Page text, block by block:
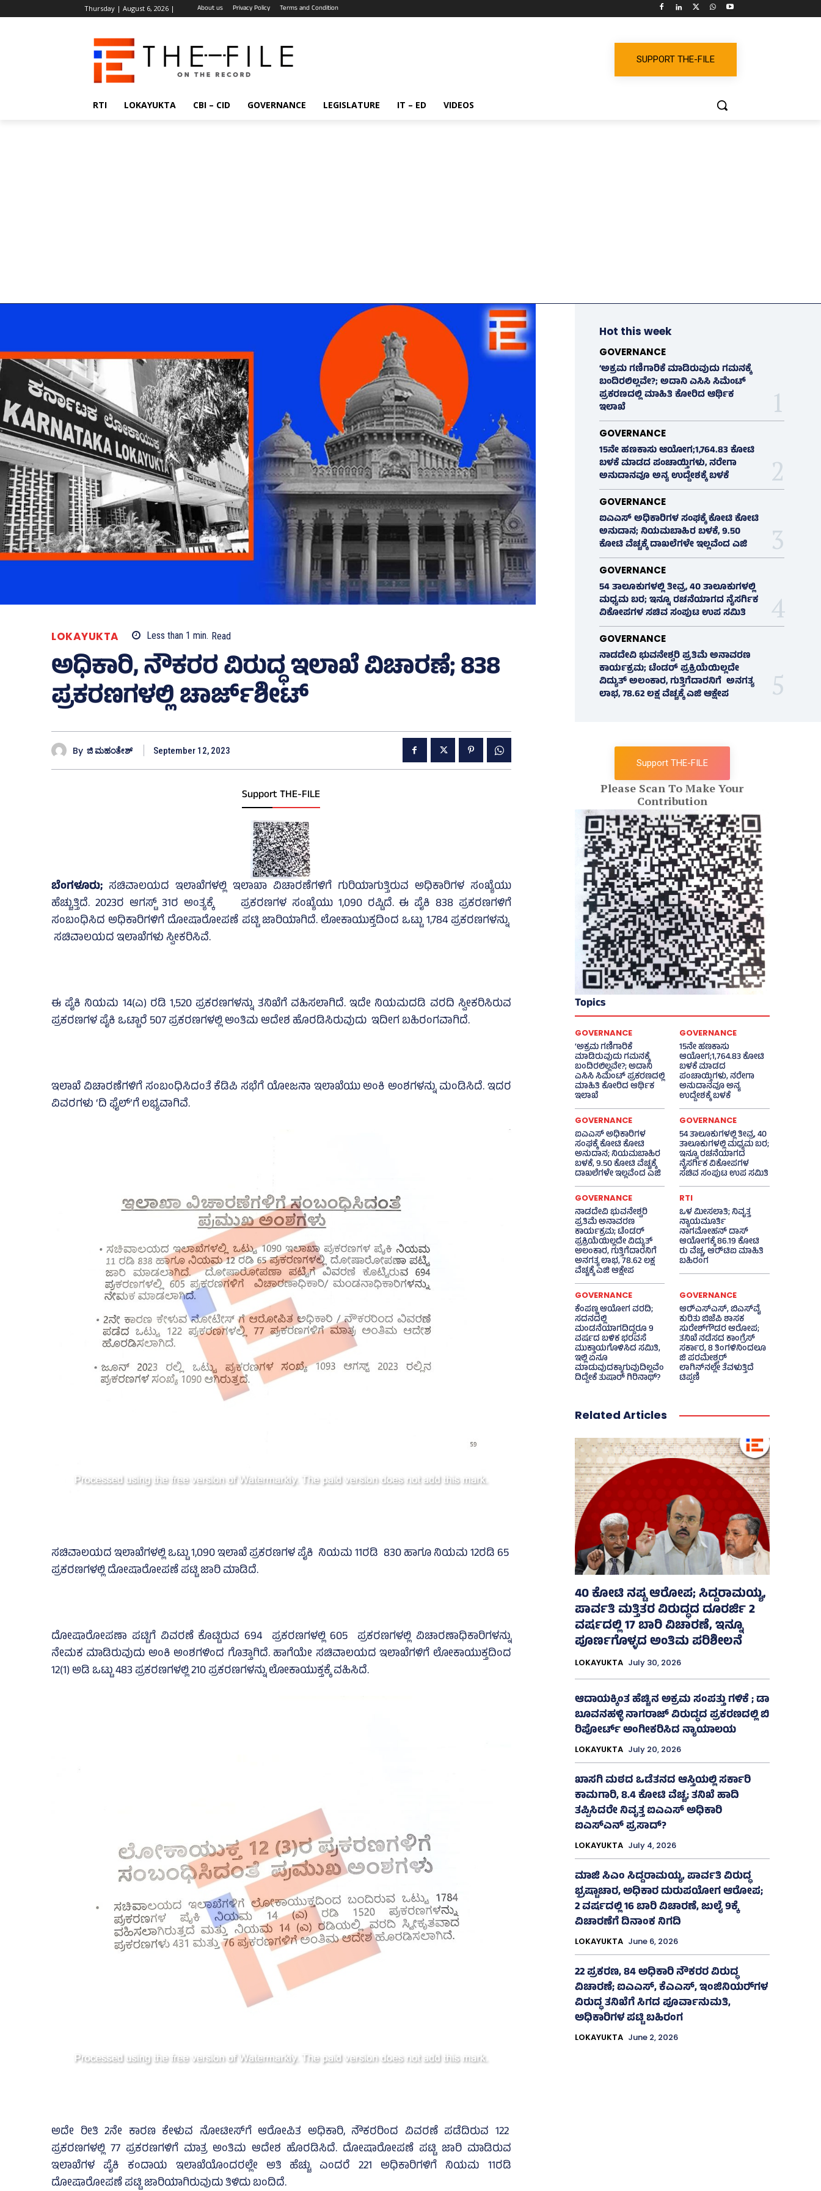
Thursday | August 6, 2026 | About us Privacy Policy Terms and Condition
SUPPORT THE-FILE
RTI LOKAYUKTA CBI – CID GOVERNANCE LEGISLATURE IT – ED VIDEOS
LOKAYUKTA Less than 1 min. Read
ಅಧಿಕಾರಿ, ನೌಕರರ ವಿರುದ್ಧ ಇಲಾಖೆ ವಿಚಾರಣೆ; 838
ಪ್ರಕರಣಗಳಲ್ಲಿ ಚಾರ್ಜ್‌ಶೀಟ್‌
By ಜಿ ಮಹಂತೇಶ್ September 12, 2023
Support THE-FILE
ಬೆಂಗಳೂರು; ಸಚಿವಾಲಯದ ಇಲಾಖೆಗಳಲ್ಲಿ ಇಲಾಖಾ ವಿಚಾರಣೆಗಳಿಗೆ ಗುರಿಯಾಗುತ್ತಿರುವ ಅಧಿಕಾರಿಗಳ ಸಂಖ್ಯೆಯು
ಹೆಚ್ಚುತ್ತಿದೆ. 2023ರ ಆಗಸ್ಟ್‌ 31ರ ಅಂತ್ಯಕ್ಕೆ ಪ್ರಕರಣಗಳ ಸಂಖ್ಯೆಯು 1,090 ರಷ್ಟಿದೆ. ಈ ಪೈಕಿ 838 ಪ್ರಕರಣಗಳಿಗೆ
ಸಂಬಂಧಿಸಿದ ಅಧಿಕಾರಿಗಳಿಗೆ ದೋಷಾರೋಪಣೆ ಪಟ್ಟಿ ಜಾರಿಯಾಗಿದೆ. ಲೋಕಾಯುಕ್ತದಿಂದ ಒಟ್ಟು 1,784 ಪ್ರಕರಣಗಳನ್ನು
ಸಚಿವಾಲಯದ ಇಲಾಖೆಗಳು ಸ್ವೀಕರಿಸಿವೆ.
ಈ ಪೈಕಿ ನಿಯಮ 14(ಎ) ರಡಿ 1,520 ಪ್ರಕರಣಗಳನ್ನು ತನಿಖೆಗೆ ವಹಿಸಲಾಗಿದೆ. ಇದೇ ನಿಯಮದಡಿ ವರದಿ ಸ್ವೀಕರಿಸಿರುವ
ಪ್ರಕರಣಗಳ ಪೈಕಿ ಒಟ್ಟಾರೆ 507 ಪ್ರಕರಣಗಳಲ್ಲಿ ಅಂತಿಮ ಆದೇಶ ಹೊರಡಿಸಿರುವುದು ಇದೀಗ ಬಹಿರಂಗವಾಗಿದೆ.
ಇಲಾಖೆ ವಿಚಾರಣೆಗಳಿಗೆ ಸಂಬಂಧಿಸಿದಂತೆ ಕೆಡಿಪಿ ಸಭೆಗೆ ಯೋಜನಾ ಇಲಾಖೆಯು ಅಂಕಿ ಅಂಶಗಳನ್ನು ಮಂಡಿಸಿದೆ. ಇದರ
ವಿವರಗಳು ‘ದಿ ಫೈಲ್‌’ಗೆ ಲಭ್ಯವಾಗಿವೆ.
ಸಚಿವಾಲಯದ ಇಲಾಖೆಗಳಲ್ಲಿ ಒಟ್ಟು 1,090 ಇಲಾಖೆ ಪ್ರಕರಣಗಳ ಪೈಕಿ ನಿಯಮ 11ರಡಿ 830 ಹಾಗೂ ನಿಯಮ 12ರಡಿ 65
ಪ್ರಕರಣಗಳಲ್ಲಿ ದೋಷಾರೋಪಣೆ ಪಟ್ಟಿ ಜಾರಿ ಮಾಡಿದೆ.
ದೋಷಾರೋಪಣಾ ಪಟ್ಟಿಗೆ ವಿವರಣೆ ಕೊಟ್ಟಿರುವ 694 ಪ್ರಕರಣಗಳಲ್ಲಿ 605 ಪ್ರಕರಣಗಳಲ್ಲಿ ವಿಚಾರಣಾಧಿಕಾರಿಗಳನ್ನು
ನೇಮಕ ಮಾಡಿರುವುದು ಅಂಕಿ ಅಂಶಗಳಿಂದ ಗೊತ್ತಾಗಿದೆ. ಹಾಗೆಯೇ ಸಚಿವಾಲಯದ ಇಲಾಖೆಗಳಿಗೆ ಲೋಕಾಯುಕ್ತದಿಂದ
12(1) ಅಡಿ ಒಟ್ಟು 483 ಪ್ರಕರಣಗಳಲ್ಲಿ 210 ಪ್ರಕರಣಗಳನ್ನು ಲೋಕಾಯುಕ್ತಕ್ಕೆ ವಹಿಸಿದೆ.
ಅದೇ ರೀತಿ 2ನೇ ಕಾರಣ ಕೇಳುವ ನೋಟೀಸ್‌ಗೆ ಆರೋಪಿತ ಅಧಿಕಾರಿ, ನೌಕರರಿಂದ ವಿವರಣೆ ಪಡೆದಿರುವ 122
ಪ್ರಕರಣಗಳಲ್ಲಿ 77 ಪ್ರಕರಣಗಳಿಗೆ ಮಾತ್ರ ಅಂತಿಮ ಆದೇಶ ಹೊರಡಿಸಿದೆ. ದೋಷಾರೋಪಣೆ ಪಟ್ಟಿ ಜಾರಿ ಮಾಡಿರುವ
ಇಲಾಖೆಗಳ ಪೈಕಿ ಕಂದಾಯ ಇಲಾಖೆಯೊಂದರಲ್ಲೇ ಅತಿ ಹೆಚ್ಚು ಎಂದರೆ 221 ಅಧಿಕಾರಿಗಳಿಗೆ ನಿಯಮ 11ರಡಿ
ದೋಷಾರೋಪಣೆ ಪಟ್ಟಿ ಜಾರಿಯಾಗಿರುವುದು ತಿಳಿದು ಬಂದಿದೆ.
Hot this week
GOVERNANCE
‘ಅಕ್ರಮ ಗಣಿಗಾರಿಕೆ ಮಾಡಿರುವುದು ಗಮನಕ್ಕೆ
ಬಂದಿರಲಿಲ್ಲವೇ?; ಅದಾನಿ ಎಸಿಸಿ ಸಿಮೆಂಟ್
ಪ್ರಕರಣದಲ್ಲಿ ಮಾಹಿತಿ ಕೋರಿದ ಆರ್ಥಿಕ
ಇಲಾಖೆ
GOVERNANCE
15ನೇ ಹಣಕಾಸು ಆಯೋಗ;1,764.83 ಕೋಟಿ
ಬಳಕೆ ಮಾಡದ ಪಂಚಾಯ್ತಿಗಳು, ನರೇಗಾ
ಅನುದಾನವೂ ಅನ್ಯ ಉದ್ದೇಶಕ್ಕೆ ಬಳಕೆ
GOVERNANCE
ಐಎಎಸ್‌ ಅಧಿಕಾರಿಗಳ ಸಂಘಕ್ಕೆ ಕೋಟಿ ಕೋಟಿ
ಅನುದಾನ; ನಿಯಮಬಾಹಿರ ಬಳಕೆ, 9.50
ಕೋಟಿ ವೆಚ್ಚಕ್ಕೆ ದಾಖಲೆಗಳೇ ಇಲ್ಲವೆಂದ ಎಜಿ
GOVERNANCE
54 ತಾಲೂಕುಗಳಲ್ಲಿ ತೀವ್ರ, 40 ತಾಲೂಕುಗಳಲ್ಲಿ
ಮಧ್ಯಮ ಬರ; ಇನ್ನೂ ರಚನೆಯಾಗದ ನೈಸರ್ಗಿಕ
ವಿಕೋಪಗಳ ಸಚಿವ ಸಂಪುಟ ಉಪ ಸಮಿತಿ
GOVERNANCE
ನಾಡದೇವಿ ಭುವನೇಶ್ವರಿ ಪ್ರತಿಮೆ ಅನಾವರಣ
ಕಾರ್ಯಕ್ರಮ; ಟೆಂಡರ್ ಪ್ರಕ್ರಿಯೆಯಿಲ್ಲದೇ
ವಿದ್ಯುತ್‌ ಅಲಂಕಾರ, ಗುತ್ತಿಗೆದಾರನಿಗೆ ಅನಗತ್ಯ
ಲಾಭ, 78.62 ಲಕ್ಷ ವೆಚ್ಚಕ್ಕೆ ಎಜಿ ಆಕ್ಷೇಪ
Support THE-FILE
Please Scan To Make Your
Contribution
Topics
GOVERNANCE
‘ಅಕ್ರಮ ಗಣಿಗಾರಿಕೆ
ಮಾಡಿರುವುದು ಗಮನಕ್ಕೆ
ಬಂದಿರಲಿಲ್ಲವೇ?; ಅದಾನಿ
ಎಸಿಸಿ ಸಿಮೆಂಟ್ ಪ್ರಕರಣದಲ್ಲಿ
ಮಾಹಿತಿ ಕೋರಿದ ಆರ್ಥಿಕ
ಇಲಾಖೆ
GOVERNANCE
15ನೇ ಹಣಕಾಸು
ಆಯೋಗ;1,764.83 ಕೋಟಿ
ಬಳಕೆ ಮಾಡದ
ಪಂಚಾಯ್ತಿಗಳು, ನರೇಗಾ
ಅನುದಾನವೂ ಅನ್ಯ
ಉದ್ದೇಶಕ್ಕೆ ಬಳಕೆ
GOVERNANCE
ಐಎಎಸ್‌ ಅಧಿಕಾರಿಗಳ
ಸಂಘಕ್ಕೆ ಕೋಟಿ ಕೋಟಿ
ಅನುದಾನ; ನಿಯಮಬಾಹಿರ
ಬಳಕೆ, 9.50 ಕೋಟಿ ವೆಚ್ಚಕ್ಕೆ
ದಾಖಲೆಗಳೇ ಇಲ್ಲವೆಂದ ಎಜಿ
GOVERNANCE
54 ತಾಲೂಕುಗಳಲ್ಲಿ ತೀವ್ರ, 40
ತಾಲೂಕುಗಳಲ್ಲಿ ಮಧ್ಯಮ ಬರ;
ಇನ್ನೂ ರಚನೆಯಾಗದ
ನೈಸರ್ಗಿಕ ವಿಕೋಪಗಳ
ಸಚಿವ ಸಂಪುಟ ಉಪ ಸಮಿತಿ
GOVERNANCE
ನಾಡದೇವಿ ಭುವನೇಶ್ವರಿ
ಪ್ರತಿಮೆ ಅನಾವರಣ
ಕಾರ್ಯಕ್ರಮ; ಟೆಂಡರ್
ಪ್ರಕ್ರಿಯೆಯಿಲ್ಲದೇ ವಿದ್ಯುತ್‌
ಅಲಂಕಾರ, ಗುತ್ತಿಗೆದಾರನಿಗೆ
ಅನಗತ್ಯ ಲಾಭ, 78.62 ಲಕ್ಷ
ವೆಚ್ಚಕ್ಕೆ ಎಜಿ ಆಕ್ಷೇಪ
RTI
ಒಳ ಮೀಸಲಾತಿ; ನಿವೃತ್ತ
ನ್ಯಾಯಮೂರ್ತಿ
ನಾಗಮೋಹನ್ ದಾಸ್
ಆಯೋಗಕ್ಕೆ 86.19 ಕೋಟಿ
ರು ವೆಚ್ಚ, ಆರ್‍‌ಟಿಐ ಮಾಹಿತಿ
ಬಹಿರಂಗ
GOVERNANCE
ಕೆಂಪಣ್ಣ ಆಯೋಗ ವರದಿ;
ಸದನದಲ್ಲಿ
ಮಂಡನೆಯಾಗದಿದ್ದರೂ 9
ವರ್ಷದ ಬಳಿಕ ಭರವಸೆ
ಮುಕ್ತಾಯಗೊಳಿಸಿದ ಸಮಿತಿ,
ಇಲ್ಲಿ ಏನೂ
ಮಾಡುವುದಕ್ಕಾಗುವುದಿಲ್ಲವೆಂ
ದಿದ್ದೇಕೆ ತುಷಾರ್ ಗಿರಿನಾಥ್?
GOVERNANCE
ಆರ್‍‌ಎಸ್‌ಎಸ್‌, ಬಿಎಸ್‌ವೈ
ಕುರಿತು ಬಿಜೆಪಿ ಶಾಸಕ
ಸುರೇಶ್‌ಗೌಡರ ಆರೋಪ;
ತನಿಖೆ ನಡೆಸದ ಕಾಂಗ್ರೆಸ್‌
ಸರ್ಕಾರ, 8 ತಿಂಗಳಿನಿಂದಲೂ
ಜಿ ಪರಮೇಶ್ವರ್
ಲಾಗಿನ್‌ನಲ್ಲೇ ತೆವಳುತ್ತಿದೆ
ಟಿಪ್ಪಣಿ
Related Articles
40 ಕೋಟಿ ನಷ್ಟ ಆರೋಪ; ಸಿದ್ದರಾಮಯ್ಯ,
ಪಾರ್ವತಿ ಮತ್ತಿತರ ವಿರುದ್ಧದ ದೂರರ್ಜಿ 2
ವರ್ಷದಲ್ಲಿ 17 ಬಾರಿ ವಿಚಾರಣೆ, ಇನ್ನೂ
ಪೂರ್ಣಗೊಳ್ಳದ ಅಂತಿಮ ಪರಿಶೀಲನೆ
LOKAYUKTA July 30, 2026
ಆದಾಯಕ್ಕಿಂತ ಹೆಚ್ಚಿನ ಅಕ್ರಮ ಸಂಪತ್ತು ಗಳಿಕೆ ; ಡಾ
ಬೂವನಹಳ್ಳಿ ನಾಗರಾಜ್ ವಿರುದ್ಧದ ಪ್ರಕರಣದಲ್ಲಿ ಬಿ
ರಿಪೋರ್ಟ್‌ ಅಂಗೀಕರಿಸಿದ ನ್ಯಾಯಾಲಯ
LOKAYUKTA July 20, 2026
ಖಾಸಗಿ ಮಠದ ಒಡೆತನದ ಆಸ್ತಿಯಲ್ಲಿ ಸರ್ಕಾರಿ
ಕಾಮಗಾರಿ, 8.4 ಕೋಟಿ ವೆಚ್ಚ; ತನಿಖೆ ಹಾದಿ
ತಪ್ಪಿಸಿದರೇ ನಿವೃತ್ತ ಐಎಎಸ್ ಅಧಿಕಾರಿ
ಐಎಸ್‌ಎನ್ ಪ್ರಸಾದ್‌?
LOKAYUKTA July 4, 2026
ಮಾಜಿ ಸಿಎಂ ಸಿದ್ದರಾಮಯ್ಯ, ಪಾರ್ವತಿ ವಿರುದ್ಧ
ಭ್ರಷ್ಟಾಚಾರ, ಅಧಿಕಾರ ದುರುಪಯೋಗ ಆರೋಪ;
2 ವರ್ಷದಲ್ಲಿ 16 ಬಾರಿ ವಿಚಾರಣೆ, ಜುಲೈ 9ಕ್ಕೆ
ವಿಚಾರಣೆಗೆ ದಿನಾಂಕ ನಿಗದಿ
LOKAYUKTA June 6, 2026
22 ಪ್ರಕರಣ, 84 ಅಧಿಕಾರಿ ನೌಕರರ ವಿರುದ್ಧ
ವಿಚಾರಣೆ; ಐಎಎಸ್‌, ಕೆಎಎಸ್, ಇಂಜಿನಿಯರ್‍‌ಗಳ
ವಿರುದ್ಧ ತನಿಖೆಗೆ ಸಿಗದ ಪೂರ್ವಾನುಮತಿ,
ಅಧಿಕಾರಿಗಳ ಪಟ್ಟಿ ಬಹಿರಂಗ
LOKAYUKTA June 2, 2026